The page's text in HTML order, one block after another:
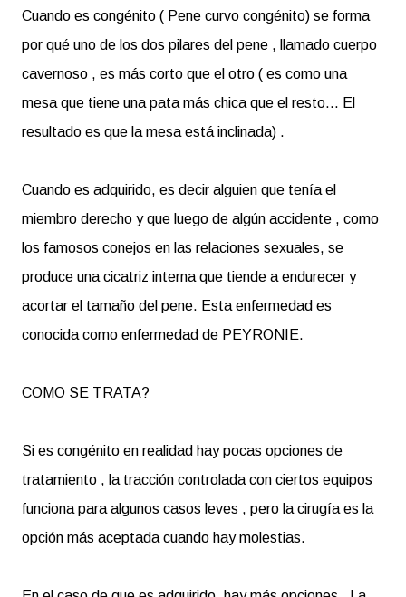
Cuando es congénito ( Pene curvo congénito) se forma
por qué uno de los dos pilares del pene , llamado cuerpo
cavernoso , es más corto que el otro ( es como una
mesa que tiene una pata más chica que el resto... El
resultado es que la mesa está inclinada) .
Cuando es adquirido, es decir alguien que tenía el
miembro derecho y que luego de algún accidente , como
los famosos conejos en las relaciones sexuales, se
produce una cicatriz interna que tiende a endurecer y
acortar el tamaño del pene. Esta enfermedad es
conocida como enfermedad de PEYRONIE.
COMO SE TRATA?
Si es congénito en realidad hay pocas opciones de
tratamiento , la tracción controlada con ciertos equipos
funciona para algunos casos leves , pero la cirugía es la
opción más aceptada cuando hay molestias.